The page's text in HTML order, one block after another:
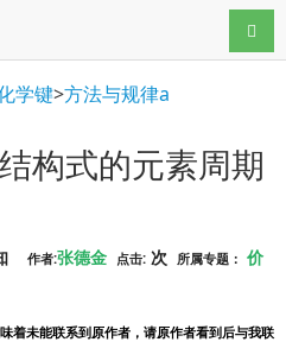
导航
学键>方法与规律a
构式的元素周期
作者:张德金 点击: 次 所属专题： 价
着未能联系到原作者，请原作者看到后与我联